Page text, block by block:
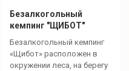
Безалкогольный
кемпинг "ЩИБОТ"
Безалкогольный кемпинг
«Щибот» расположен в
окружении леса, на берегу